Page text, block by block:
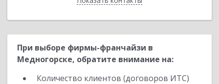
При выборе фирмы-франчайзи в
Медногорске, обратите внимание на:
Количество клиентов (договоров ИТС)